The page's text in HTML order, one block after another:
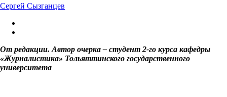
Сергей Сызганцев
От редакции. Автор очерка – студент 2-го курса кафедры
«Журналистика» Тольяттинского государственного
университета